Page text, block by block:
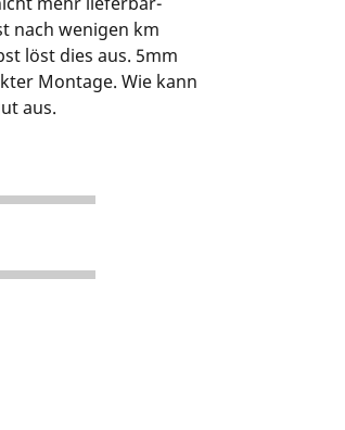
nach wenigen km
löst dies aus. 5mm
Montage. Wie kann
aus.